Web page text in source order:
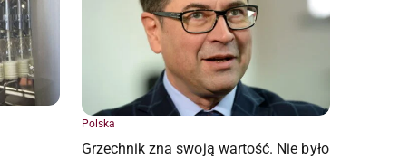
Polska
Grzechnik zna swoją wartość. Nie było